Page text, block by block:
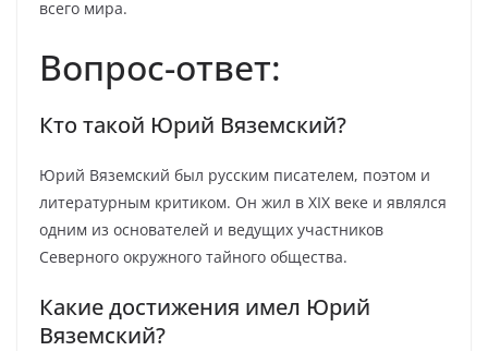
всего мира.
Вопрос-ответ:
Кто такой Юрий Вяземский?
Юрий Вяземский был русским писателем, поэтом и
литературным критиком. Он жил в XIX веке и являлся
одним из основателей и ведущих участников
Северного окружного тайного общества.
Какие достижения имел Юрий
Вяземский?